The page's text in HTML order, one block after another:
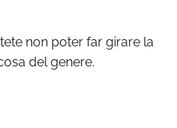
non poter far girare la
del genere.